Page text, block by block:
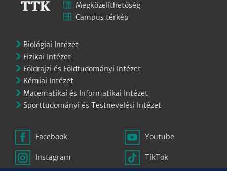
Megközelíthetőség
Campus térkép
Biológiai Intézet
Fizikai Intézet
Földrajzi és Földtudományi Intézet
Kémiai Intézet
Matematikai és Informatikai Intézet
Sporttudományi és Testnevelési Intézet
Facebook
Instagram
Youtube
TikTok